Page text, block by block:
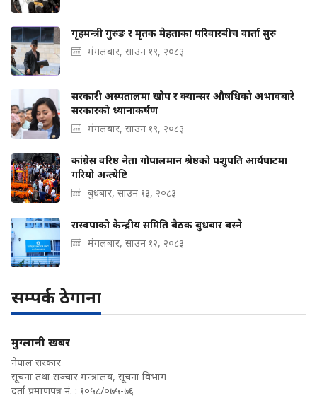
गृहमन्त्री गुरुङ र मृतक मेहताका परिवारबीच वार्ता सुरु
मंगलबार, साउन १९, २०८३
सरकारी अस्पतालमा खोप र क्यान्सर औषधिको अभावबारे
सरकारको ध्यानाकर्षण
मंगलबार, साउन १९, २०८३
कांग्रेस वरिष्ठ नेता गोपालमान श्रेष्ठको पशुपति आर्यघाटमा
गरियो अन्त्येष्टि
बुधबार, साउन १३, २०८३
रास्वपाको केन्द्रीय समिति बैठक बुधबार बस्ने
मंगलबार, साउन १२, २०८३
सम्पर्क ठेगाना
मुग्लानी खबर
नेपाल सरकार
सूचना तथा सञ्चार मन्त्रालय, सूचना विभाग
दर्ता प्रमाणपत्र नं. : १०५८/०७५-७६